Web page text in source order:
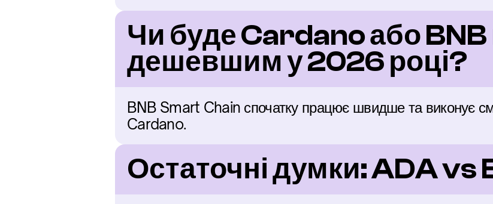
Чи буде Cardano або
дешевшим у 2026 році?
BNB Smart Chain спочатку працює швидше та виконує
Cardano.
Остаточні думки: ADA vs